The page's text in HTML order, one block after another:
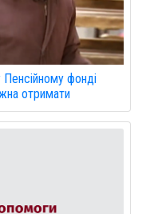
Пенсійному фонді
отримати